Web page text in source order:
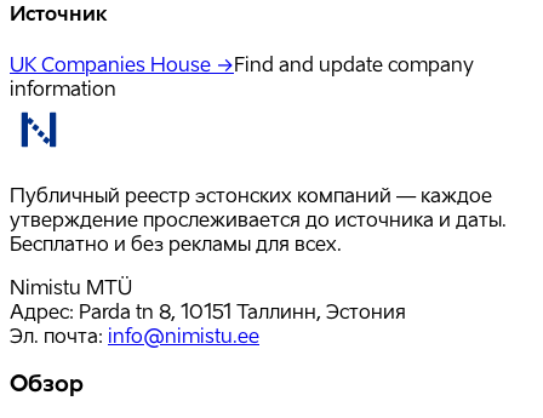
Источник
UK Companies House →Find and update company
information
Публичный реестр эстонских компаний — каждое
утверждение прослеживается до источника и даты.
Бесплатно и без рекламы для всех.
Nimistu MTÜ
Адрес: Parda tn 8, 10151 Таллинн, Эстония
Эл. почта: info@nimistu.ee
Обзор